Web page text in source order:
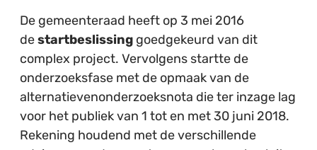
De gemeenteraad heeft op 3 mei 2016
destartbeslissing goedgekeurd van dit
complex project. Vervolgens startte de
onderzoeksfase met de opmaak van de
alternatievenonderzoeksnota die ter inzage lag
voor het publiek van 1 tot en met 30 juni 2018.
Rekening houdend met de verschillende